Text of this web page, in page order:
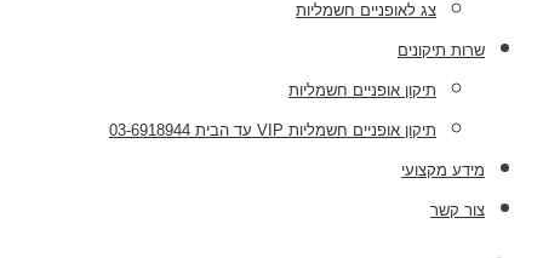
צג לאופניים חשמליות
שרות תיקונים
תיקון אופניים חשמליות
תיקון אופניים חשמליות VIP עד הבית 03-6918944
מידע מקצועי
צור קשר